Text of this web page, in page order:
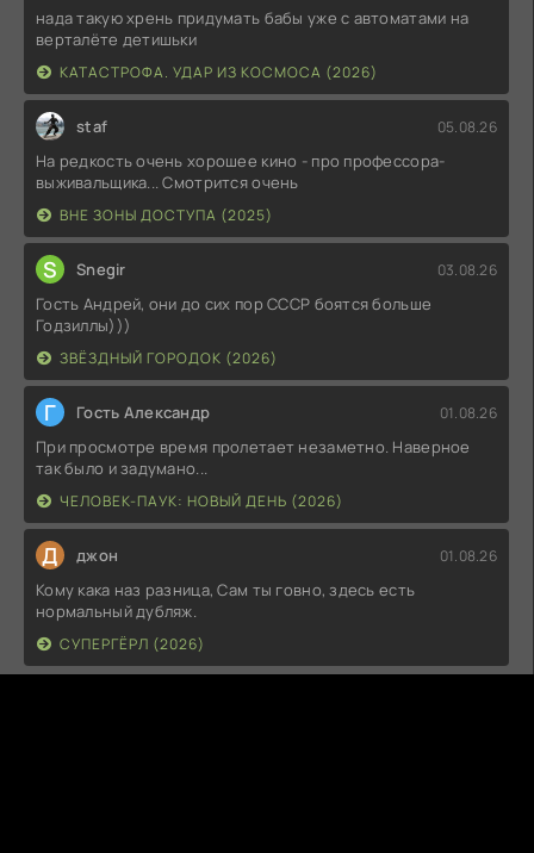
нада такую хрень придумать бабы уже с автоматами на
верталёте детишьки
КАТАСТРОФА. УДАР ИЗ КОСМОСА (2026)
staf 05.08.26
На редкость очень хорошее кино - про профессора-
выживальщика... Смотрится очень
ВНЕ ЗОНЫ ДОСТУПА (2025)
S Snegir 03.08.26
Гость Андрей, они до сих пор СССР боятся больше
Годзиллы)))
ЗВЁЗДНЫЙ ГОРОДОК (2026)
Г Гость Александр 01.08.26
При просмотре время пролетает незаметно. Наверное
так было и задумано...
ЧЕЛОВЕК-ПАУК: НОВЫЙ ДЕНЬ (2026)
Д джон 01.08.26
Кому кака наз разница, Сам ты говно, здесь есть
нормальный дубляж.
СУПЕРГЁРЛ (2026)